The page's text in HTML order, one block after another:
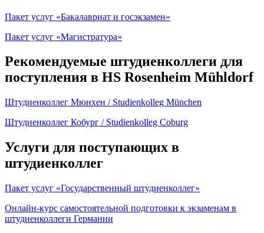
Пакет услуг «Бакалавриат и госэкзамен»
Пакет услуг «Магистратура»
Рекомендуемые штудиенколлеги для
поступления в HS Rosenheim Mühldorf
Штудиенколлег Мюнхен / Studienkolleg München
Штудиенколлег Кобург / Studienkolleg Coburg
Услуги для поступающих в
штудиенколлег
Пакет услуг «Государственный штудиенколлег»
Онлайн-курс самостоятельной подготовки к экзаменам в
штудиенколлеги Германии